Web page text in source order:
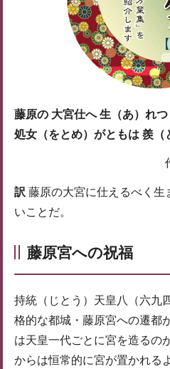
藤原の 大宮仕へ 生（あ）れ
処女（をとめ）がともは 羨（
訳 藤原の大宮に仕えるべく生
いことだ。
藤原宮への祝福
持統（じとう）天皇八（六九
格的な都城・藤原宮への遷都
は天皇一代ごとに宮を造るの
からは恒常的に宮が置かれる